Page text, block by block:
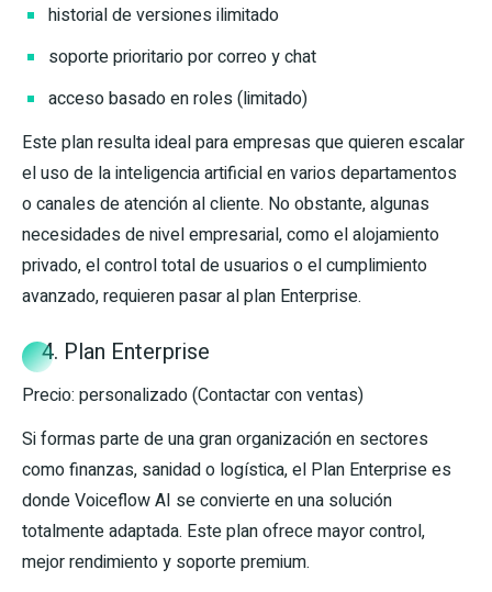
historial de versiones ilimitado
soporte prioritario por correo y chat
acceso basado en roles (limitado)
Este plan resulta ideal para empresas que quieren escalar
el uso de la inteligencia artificial en varios departamentos
o canales de atención al cliente. No obstante, algunas
necesidades de nivel empresarial, como el alojamiento
privado, el control total de usuarios o el cumplimiento
avanzado, requieren pasar al plan Enterprise.
4. Plan Enterprise
Precio: personalizado (Contactar con ventas)
Si formas parte de una gran organización en sectores
como finanzas, sanidad o logística, el Plan Enterprise es
donde Voiceflow AI se convierte en una solución
totalmente adaptada. Este plan ofrece mayor control,
mejor rendimiento y soporte premium.